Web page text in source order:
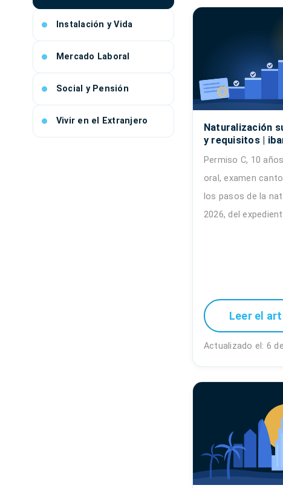
Instalación y Vida
Mercado Laboral
Social y Pensión
Vivir en el Extranjero
Naturalización
y requisitos |
Permiso C, 10
oral, examen
los pasos de la
2026, del
Leer el
Actualizado el: 6